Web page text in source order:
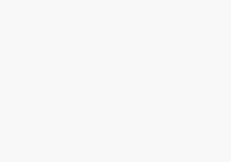
belegt wird, findet das
es dank
Kochshows Information
Auch die Taspo-Talks mit
Fragestellungen aus der